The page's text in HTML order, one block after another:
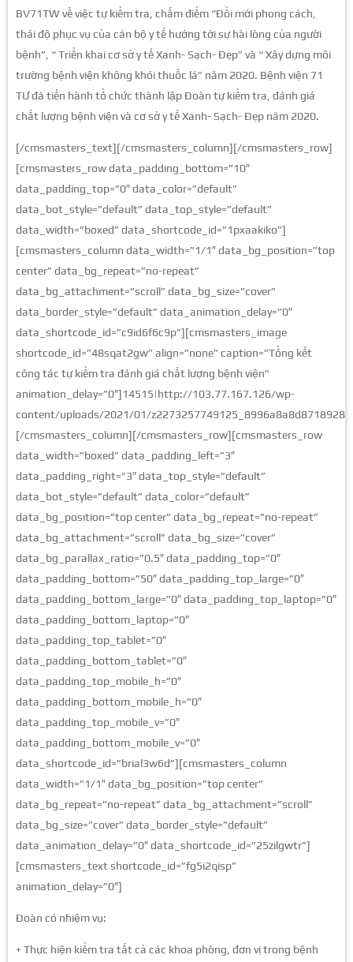
BV71TW về việc tự kiểm tra, chấm điểm “Đổi mới phong cách,
thái độ phục vụ của cán bộ y tế hướng tới sự hài lòng của người
bệnh”, “ Triển khai cơ sở y tế Xanh- Sạch- Đẹp” và “ Xây dựng môi
trường bệnh viện không khói thuốc lá” năm 2020. Bệnh viện 71
TƯ đã tiến hành tổ chức thành lập Đoàn tự kiểm tra, đánh giá
chất lượng bệnh viện và cơ sở y tế Xanh- Sạch- Đẹp năm 2020.
[/cmsmasters_text][/cmsmasters_column][/cmsmasters_row]
[cmsmasters_row data_padding_bottom=”10″
data_padding_top=”0″ data_color=”default”
data_bot_style=”default” data_top_style=”default”
data_width=”boxed” data_shortcode_id=”1pxaakiko”]
[cmsmasters_column data_width=”1/1″ data_bg_position=”top
center” data_bg_repeat=”no-repeat”
data_bg_attachment=”scroll” data_bg_size=”cover”
data_border_style=”default” data_animation_delay=”0″
data_shortcode_id=”c9id6f6c9p”][cmsmasters_image
shortcode_id=”48sqat2gw” align=”none” caption=”Tổng kết
công tác tự kiểm tra đánh giá chất lượng bệnh viện”
animation_delay=”0″]14515|http://103.77.167.126/wp-
content/uploads/2021/01/
[/cmsmasters_column][/cmsmasters_row][cmsmasters_row
data_width=”boxed” data_padding_left=”3″
data_padding_right=”3″ data_top_style=”default”
data_bot_style=”default” data_color=”default”
data_bg_position=”top center” data_bg_repeat=”no-repeat”
data_bg_attachment=”scroll” data_bg_size=”cover”
data_bg_parallax_ratio=”0.5″ data_padding_top=”0″
data_padding_bottom=”50″ data_padding_top_large=”0″
data_padding_bottom_large=”0″ data_padding_top_laptop=”0″
data_padding_bottom_laptop=”0″
data_padding_top_tablet=”0″
data_padding_bottom_tablet=”0″
data_padding_top_mobile_h=”0″
data_padding_bottom_mobile_h=”0″
data_padding_top_mobile_v=”0″
data_padding_bottom_mobile_v=”0″
data_shortcode_id=”brial3w6d”][cmsmasters_column
data_width=”1/1″ data_bg_position=”top center”
data_bg_repeat=”no-repeat” data_bg_attachment=”scroll”
data_bg_size=”cover” data_border_style=”default”
data_animation_delay=”0″ data_shortcode_id=”25zilgwtr”]
[cmsmasters_text shortcode_id=”fg5i2qisp”
animation_delay=”0″]
Đoàn có nhiệm vụ:
+ Thực hiện kiểm tra tất cả các khoa phòng, đơn vị trong bệnh